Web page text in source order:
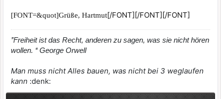
[FONT=&quot]Grüße, Hartmut[/FONT][/FONT][/FONT]
’’Freiheit ist das Recht, anderen zu sagen, was sie nicht hören
wollen. ‘‘ George Orwell
Man muss nicht Alles bauen, was nicht bei 3 weglaufen
kann :denk: